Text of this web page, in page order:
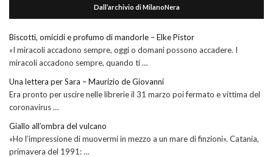
Dall’archivio di MilanoNera
Biscotti, omicidi e profumo di mandorle – Elke Pistor
«I miracoli accadono sempre, oggi o domani possono accadere. I
miracoli accadono sempre, quando ti …
Una lettera per Sara – Maurizio de Giovanni
Era pronto per uscire nelle librerie il 31 marzo poi fermato e vittima del
coronavirus …
Giallo all’ombra del vulcano
«Ho l’impressione di muovermi in mezzo a un mare di finzioni». Catania,
primavera del 1991: …